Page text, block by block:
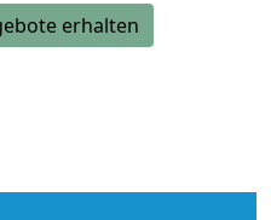
erhalten